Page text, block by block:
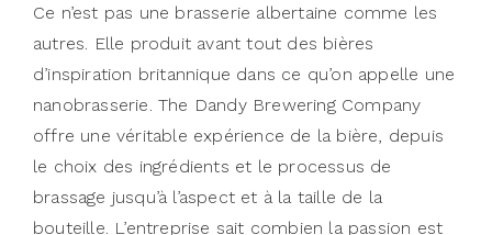
Ce n’est pas une brasserie albertaine comme les
autres. Elle produit avant tout des bières
d’inspiration britannique dans ce qu’on appelle une
nanobrasserie. The Dandy Brewering Company
offre une véritable expérience de la bière, depuis
le choix des ingrédients et le processus de
brassage jusqu’à l’aspect et à la taille de la
bouteille. L’entreprise sait combien la passion est